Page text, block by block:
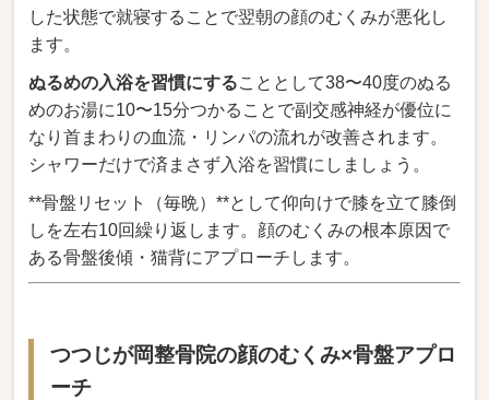
した状態で就寝することで翌朝の顔のむくみが悪化し
ます。
ぬるめの入浴を習慣にすることとして38〜40度のぬる
めのお湯に10〜15分つかることで副交感神経が優位に
なり首まわりの血流・リンパの流れが改善されます。
シャワーだけで済まさず入浴を習慣にしましょう。
**骨盤リセット（毎晩）**として仰向けで膝を立て膝倒
しを左右10回繰り返します。顔のむくみの根本原因で
ある骨盤後傾・猫背にアプローチします。
つつじが岡整骨院の顔のむくみ×骨盤アプロ
ーチ